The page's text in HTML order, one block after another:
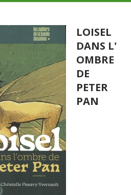
LOISEL
DANS L'
OMBRE
DE
PETER
PAN